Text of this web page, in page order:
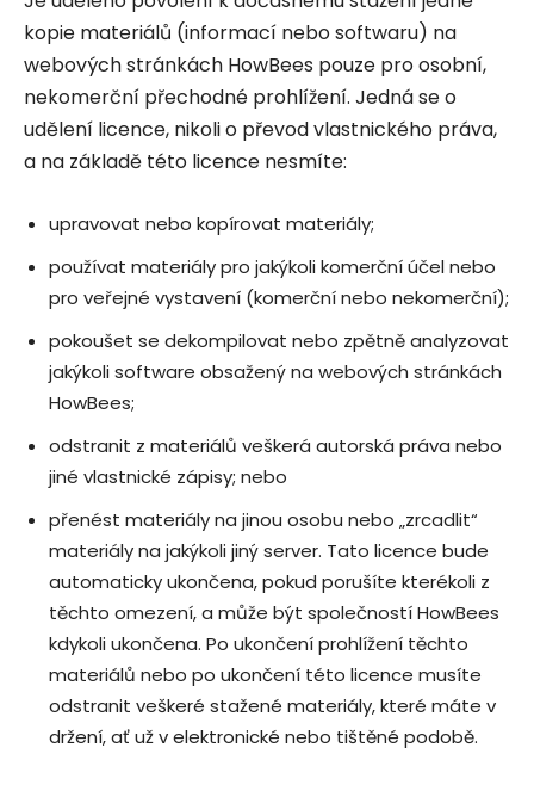
kopie materiálů (informací nebo softwaru) na
webových stránkách HowBees pouze pro osobní,
nekomerční přechodné prohlížení. Jedná se o
udělení licence, nikoli o převod vlastnického práva,
a na základě této licence nesmíte:
upravovat nebo kopírovat materiály;
používat materiály pro jakýkoli komerční účel nebo
pro veřejné vystavení (komerční nebo nekomerční);
pokoušet se dekompilovat nebo zpětně analyzovat
jakýkoli software obsažený na webových stránkách
HowBees;
odstranit z materiálů veškerá autorská práva nebo
jiné vlastnické zápisy; nebo
přenést materiály na jinou osobu nebo „zrcadlit“
materiály na jakýkoli jiný server. Tato licence bude
automaticky ukončena, pokud porušíte kterékoli z
těchto omezení, a může být společností HowBees
kdykoli ukončena. Po ukončení prohlížení těchto
materiálů nebo po ukončení této licence musíte
odstranit veškeré stažené materiály, které máte v
držení, ať už v elektronické nebo tištěné podobě.